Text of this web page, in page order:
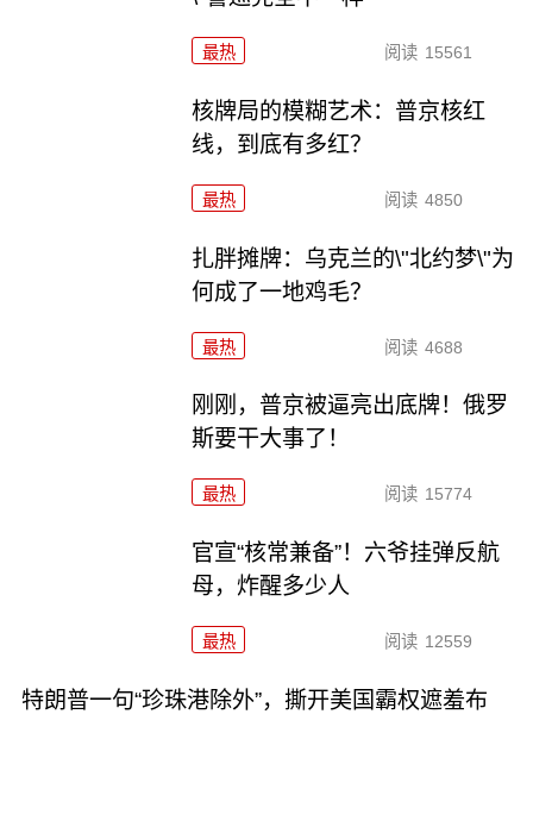
最热 阅读 15561
核牌局的模糊艺术：普京核红
线，到底有多红？
最热 阅读 4850
扎胖摊牌：乌克兰的\"北约梦\"为
何成了一地鸡毛？
最热 阅读 4688
刚刚，普京被逼亮出底牌！俄罗
斯要干大事了！
最热 阅读 15774
官宣“核常兼备”！六爷挂弹反航
母，炸醒多少人
最热 阅读 12559
特朗普一句“珍珠港除外”，撕开美国霸权遮羞布